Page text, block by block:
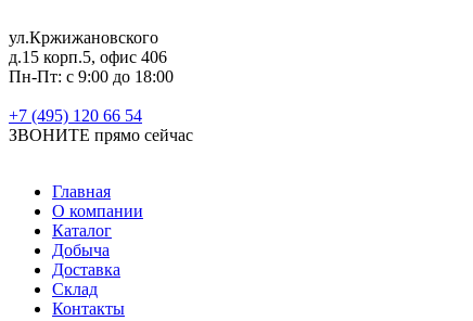
ул.Кржижановского
д.15 корп.5, офис 406
Пн-Пт: с 9:00 до 18:00
+7 (495) 120 66 54
ЗВОНИТЕ прямо сейчас
Главная
О компании
Каталог
Добыча
Доставка
Склад
Контакты